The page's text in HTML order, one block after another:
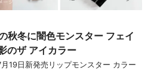
秋冬に闇色モンスター フェイ
のザ アイカラー
19日新発売リップモンスター カラー